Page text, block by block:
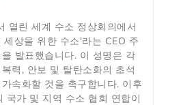
열린 세계 수소 정상회의에서
상을 위한 수소'라는 CEO 주
발표했습니다. 이 성명은 각
력, 안보 및 탈탄소화의 초석
속화할 것을 촉구합니다. 이후
국가 및 지역 수소 협회 연합이